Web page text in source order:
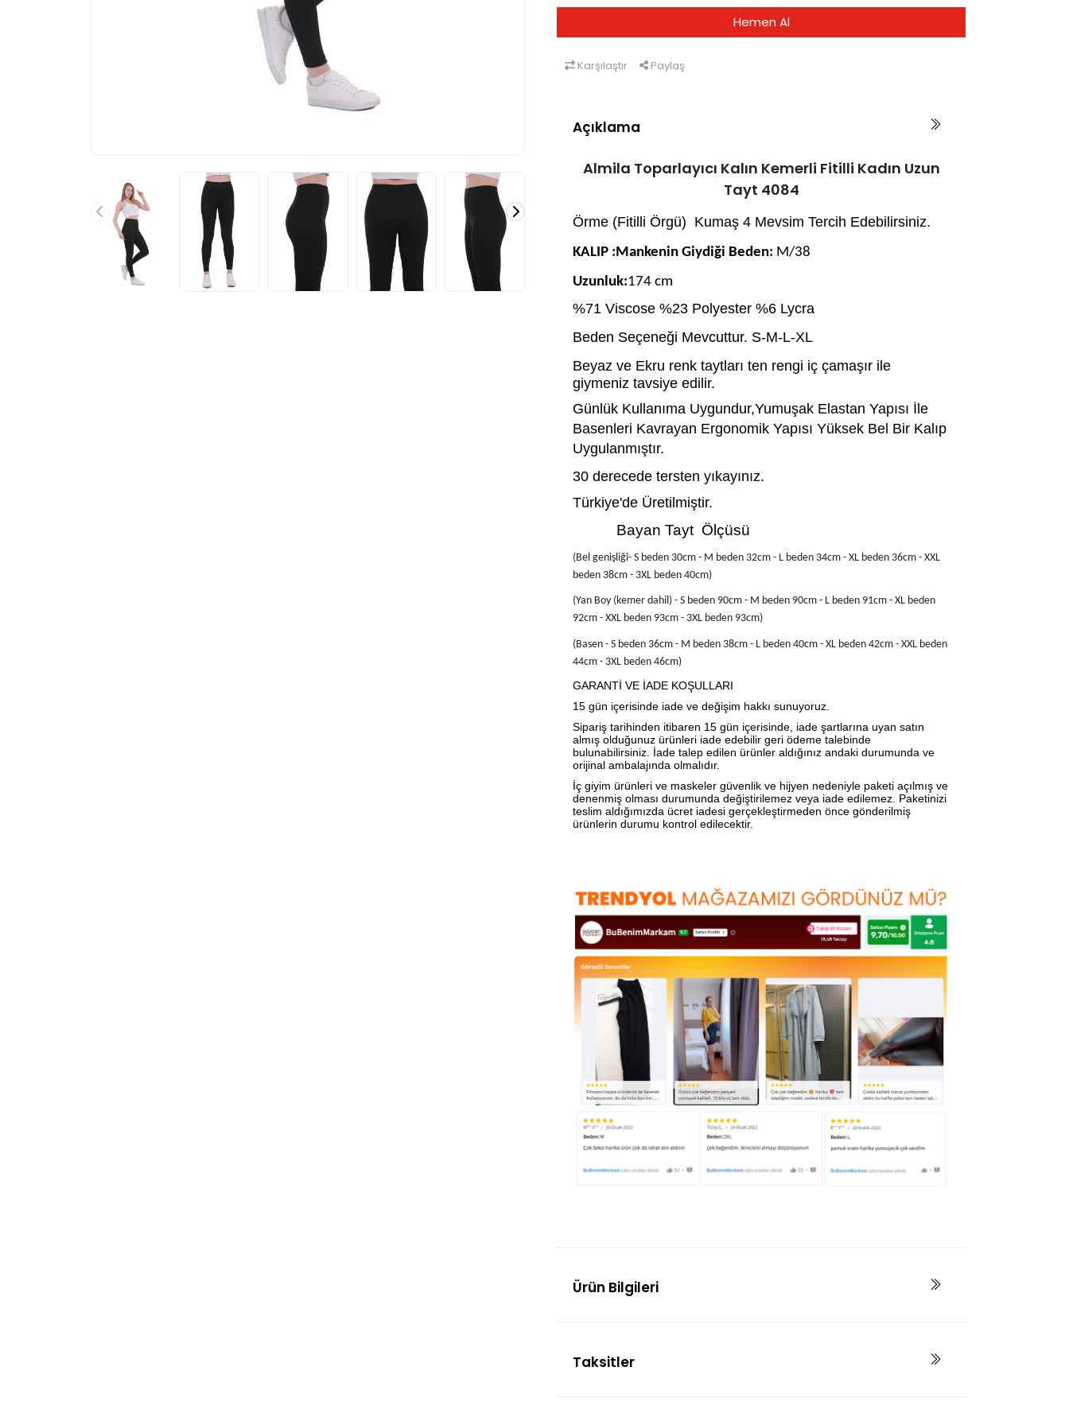
Hemen Al
Karşılaştır Paylaş
Açıklama
Almila Toparlayıcı Kalın Kemerli Fitilli Kadın Uzun
Tayt 4084
Örme (Fitilli Örgü)  Kumaş 4 Mevsim Tercih Edebilirsiniz.
KALIP :Mankenin Giydiği Beden: M/38
Uzunluk:174 cm
%71 Viscose %23 Polyester %6 Lycra
Beden Seçeneği Mevcuttur. S-M-L-XL
Beyaz ve Ekru renk taytları ten rengi iç çamaşır ile
giymeniz tavsiye edilir.
Günlük Kullanıma Uygundur,Yumuşak Elastan Yapısı İle
Basenleri Kavrayan Ergonomik Yapısı Yüksek Bel Bir Kalıp
Uygulanmıştır.
30 derecede tersten yıkayınız.
Türkiye'de Üretilmiştir.
           Bayan Tayt  Ölçüsü
(Bel genişliği- S beden 30cm - M beden 32cm - L beden 34cm - XL beden 36cm - XXL
beden 38cm - 3XL beden 40cm)
(Yan Boy (kemer dahil) - S beden 90cm - M beden 90cm - L beden 91cm - XL beden
92cm - XXL beden 93cm - 3XL beden 93cm)
(Basen - S beden 36cm - M beden 38cm - L beden 40cm - XL beden 42cm - XXL beden
44cm - 3XL beden 46cm)
GARANTİ VE İADE KOŞULLARI
15 gün içerisinde iade ve değişim hakkı sunuyoruz.
Sipariş tarihinden itibaren 15 gün içerisinde, iade şartlarına uyan satın
almış olduğunuz ürünleri iade edebilir geri ödeme talebinde
bulunabilirsiniz. İade talep edilen ürünler aldığınız andaki durumunda ve
orijinal ambalajında olmalıdır.
İç giyim ürünleri ve maskeler güvenlik ve hijyen nedeniyle paketi açılmış ve
denenmiş olması durumunda değiştirilemez veya iade edilemez. Paketinizi
teslim aldığımızda ücret iadesi gerçekleştirmeden önce gönderilmiş
ürünlerin durumu kontrol edilecektir.
Ürün Bilgileri
Taksitler